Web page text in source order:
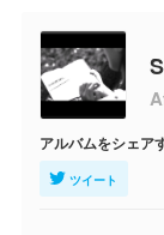
アルバムをシェア
ツイート